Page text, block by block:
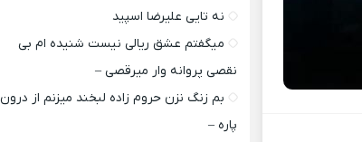
نه تایی علیرضا اسپید
میگفتم عشق ریالی نیست شنیده ام بی
نقصی پروانه وار میرقصی –
بم زنگ نزن حروم زاده لبخند میزنم از درون
پاره –